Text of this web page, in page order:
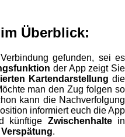
Überblick:
gefunden, sei es
der App zeigt Sie
Kartendarstellung die
man den Zug folgen so
kann die Nachverfolgung
informiert euch die App
künftige Zwischenhaltein
Verspätung.